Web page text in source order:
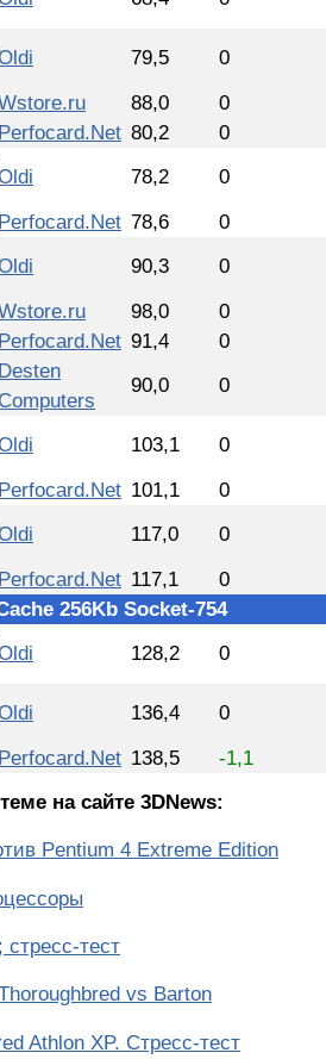
79,5
0
88,0
0
Perfocard.Net 80,2
0
78,2
0
Perfocard.Net 78,6
0
90,3
0
98,0
0
Perfocard.Net 91,4
0
Desten
Computers
90,0
0
103,1
0
Perfocard.Net 101,1
0
117,0
0
Perfocard.Net 117,1
0
256Kb Socket-754
128,2
0
136,4
0
Perfocard.Net 138,5
-1,1
на сайте 3DNews:
Pentium 4 Extreme Edition
тест
vs Barton
Athlon XP. Стресс-тест